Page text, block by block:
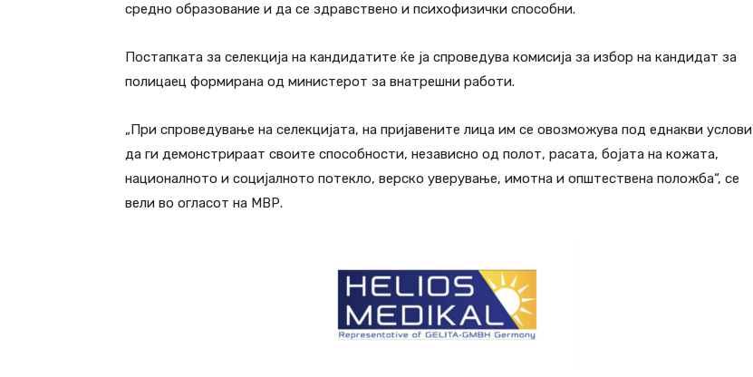
средно образование и да се здравствено и психофизички способни.
Постапката за селекција на кандидатите ќе ја спроведува комисија за избор на кандидат за
полицаец формирана од министерот за внатрешни работи.
„При спроведување на селекцијата, на пријавените лица им се овозможува под еднакви услови
да ги демонстрираат своите способности, независно од полот, расата, бојата на кожата,
националното и социјалното потекло, верско уверување, имотна и општествена положба“, се
вели во огласот на МВР.